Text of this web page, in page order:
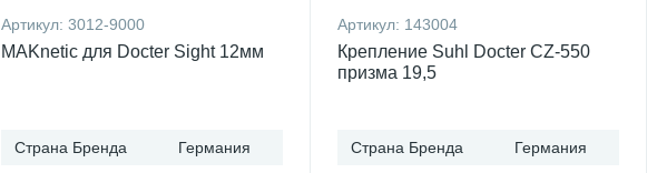
Артикул: 3012-9000
MAKnetic для Docter Sight 12мм
Страна Бренда
Германия
Артикул: 143004
Крепление Suhl Docter CZ-550
призма 19,5
Страна Бренда
Германия